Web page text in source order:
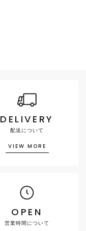
DELIVERY
配送について
VIEW MORE
OPEN
営業時間について